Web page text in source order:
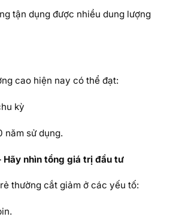
tận dụng được nhiều dung lượng
cao hiện nay có thể đạt:
kỳ
năm sử dụng.
Hãy nhìn tổng giá trị đầu tư
thường cắt giảm ở các yếu tố: